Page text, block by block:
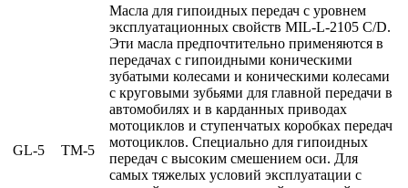
GL-5 TM-5
Масла для гипоидных передач с уровнем
эксплуатационных свойств MIL-L-2105 C/D.
Эти масла предпочтительно применяются в
передачах с гипоидными коническими
зубатыми колесами и коническими колесами
с круговыми зубьями для главной передачи в
автомобилях и в карданных приводах
мотоциклов и ступенчатых коробках передач
мотоциклов. Специально для гипоидных
передач с высоким смешением оси. Для
самых тяжелых условий эксплуатации с